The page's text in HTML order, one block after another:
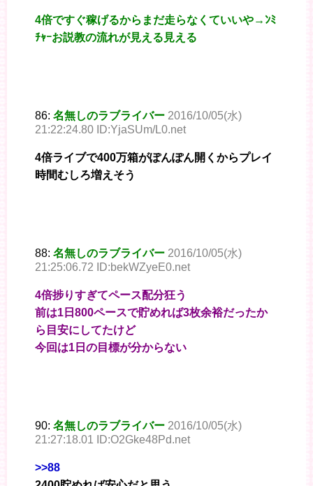
4倍ですぐ稼げるからまだ走らなくていいや→ﾝﾐ
ﾁｬｰお説教の流れが見える見える
86: 名無しのラブライバー 2016/10/05(水)
21:22:24.80 ID:YjaSUm/L0.net
4倍ライブで400万箱がぽんぽん開くからプレイ
時間むしろ増えそう
88: 名無しのラブライバー 2016/10/05(水)
21:25:06.72 ID:bekWZyeE0.net
4倍捗りすぎてペース配分狂う
前は1日800ペースで貯めれば3枚余裕だったか
ら目安にしてたけど
今回は1日の目標が分からない
90: 名無しのラブライバー 2016/10/05(水)
21:27:18.01 ID:O2Gke48Pd.net
>>88